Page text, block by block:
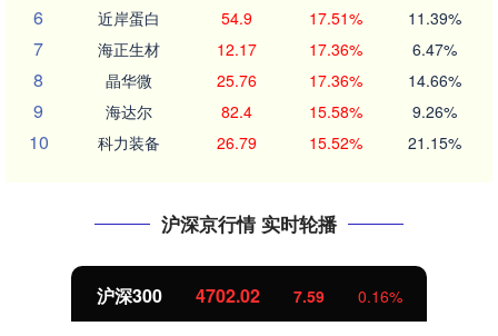
6 近岸蛋白 54.9 17.51% 11.39%
7 海正生材 12.17 17.36% 6.47%
8 晶华微 25.76 17.36% 14.66%
9 海达尔 82.4 15.58% 9.26%
10 科力装备 26.79 15.52% 21.15%
沪深京行情 实时轮播
北证50 1122.88 -11.37